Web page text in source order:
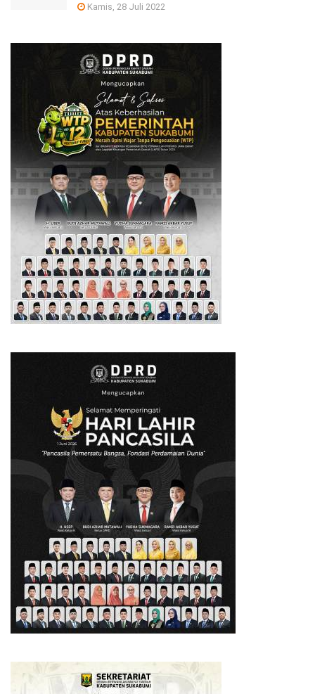
Kamis, 28 Juli 2022